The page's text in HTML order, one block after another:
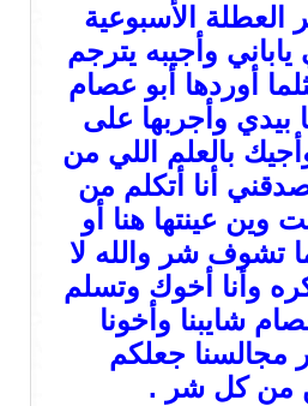
العطلة الأسبوعية
وأجيبه يترجم
أوردها أبو عصام
بيدي وأجربها على
بالعلم اللي من
أنا أتكلم من
وين عينتها هنا أو
تشوف شر والله لا
وأنا أخوك وتسلم
شايبنا وأخونا
مجالسنا جعلكم
من كل شر .